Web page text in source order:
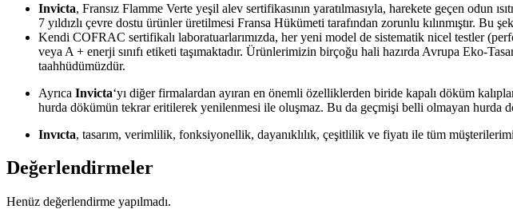
Invicta, Fransız Flamme Verte yeşil alev sertifikasının yaratılmasıyla, harekete geçen odun
7 yıldızlı çevre dostu ürünler üretilmesi Fransa Hükümeti tarafından zorunlu kılınmıştır. Bu
Kendi COFRAC sertifikalı laboratuarlarımızda, her yeni model de sistematik nicel testler
veya A + enerji sınıfı etiketi taşımaktadır. Ürünlerimizin birçoğu hali hazırda Avrupa Eko-
taahhüdümüzdür.
Ayrıca Invicta‘yı diğer firmalardan ayıran en önemli özelliklerden biride kapalı döküm
hurda dökümün tekrar eritilerek yenilenmesi ile oluşmaz. Bu da geçmişi belli olmayan hurda
Invıcta, tasarım, verimlilik, fonksiyonellik, dayanıklılık, çeşitlilik ve fiyatı ile tüm
Değerlendirmeler
Henüz değerlendirme yapılmadı.